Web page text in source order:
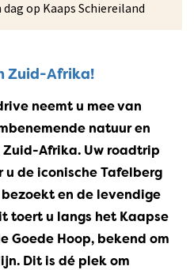
op Kaaps Schiereiland
Zuid-Afrika!
neemt u mee van
natuur en
Afrika. Uw roadtrip
de iconische Tafelberg
en de levendige
toert u langs het Kaapse
Goede Hoop, bekend om
Dit is dé plek om